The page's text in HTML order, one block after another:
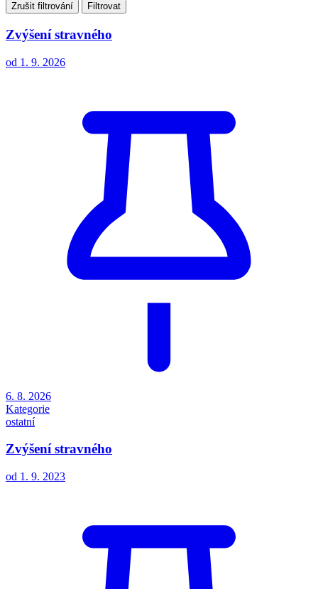
Zrušit filtrování Filtrovat
Zvýšení stravného
od 1. 9. 2026
6. 8. 2026
Kategorie
ostatní
Zvýšení stravného
od 1. 9. 2023